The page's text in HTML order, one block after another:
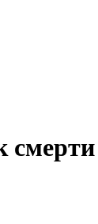
смерти